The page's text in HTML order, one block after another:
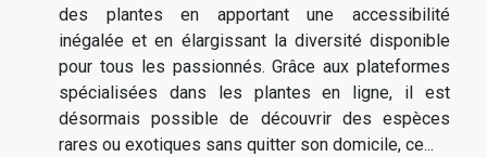
des plantes en apportant une accessibilité
inégalée et en élargissant la diversité disponible
pour tous les passionnés. Grâce aux plateformes
spécialisées dans les plantes en ligne, il est
désormais possible de découvrir des espèces
rares ou exotiques sans quitter son domicile, ce...